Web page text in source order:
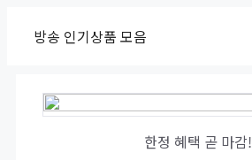
방송 인기상품 모음
한정 혜택 곧 마감!